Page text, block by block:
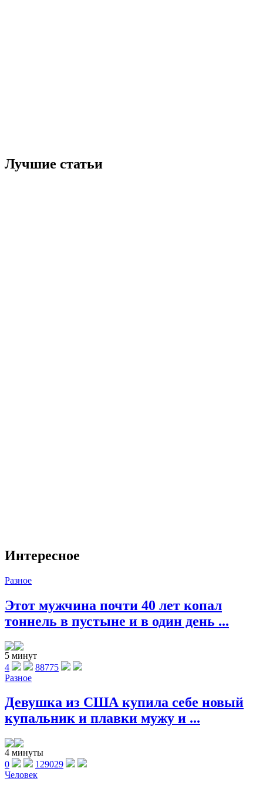
Лучшие статьи
Интересное
Разное
Этот мужчина почти 40 лет копал
тоннель в пустыне и в один день ...
5 минут
4
88775
Разное
Девушка из США купила себе новый
купальник и плавки мужу и ...
4 минуты
0
129029
Человек